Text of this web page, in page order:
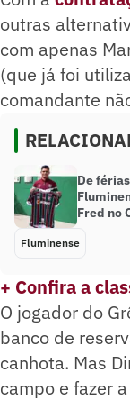
outras
com apenas
(que já foi
comandante
De
Fred no
Fluminense
+ Confira a
O jogador do
banco de
canhota. Mas
campo e fazer